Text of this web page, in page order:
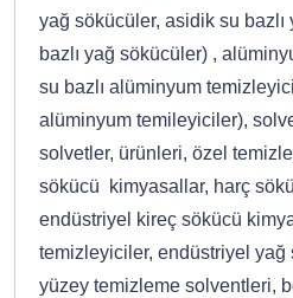
yağ sökücüler, asidik su
bazlı yağ sökücüler) ,
su bazlı alüminyum
alüminyum temileyiciler),
solvetler, ürünleri, özel
sökücü kimyasallar, harç
endüstriyel kireç sökücü
temizleyiciler, endüstriyel yağ
yüzey temizleme solventleri,